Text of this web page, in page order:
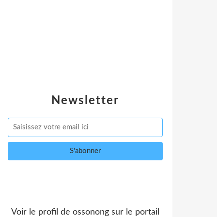
Newsletter
Voir le profil de ossonong sur le portail